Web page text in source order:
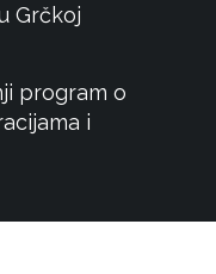
Grčkoj
program o
i